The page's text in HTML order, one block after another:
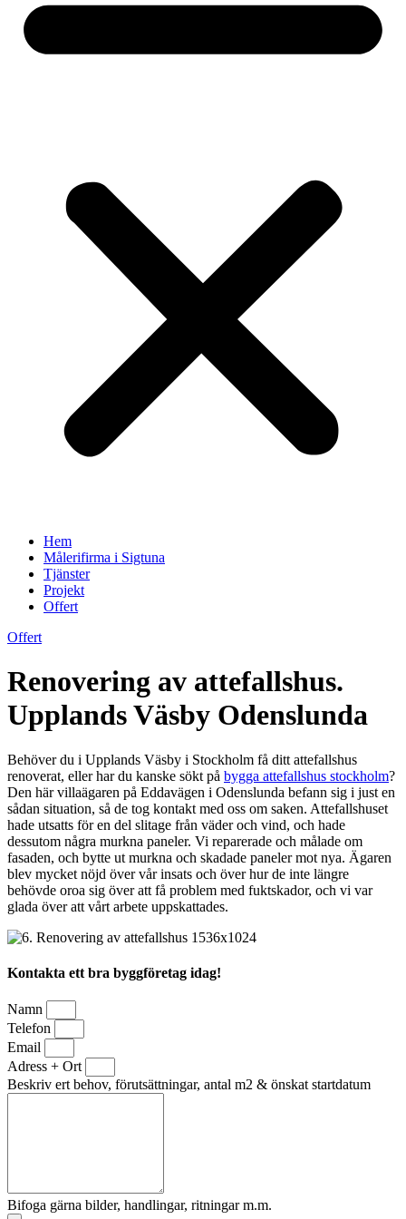
Hem
Målerifirma i Sigtuna
Tjänster
Projekt
Offert
Offert
Renovering av attefallshus.
Upplands Väsby Odenslunda
Behöver du i Upplands Väsby i Stockholm få ditt attefallshus
renoverat, eller har du kanske sökt på bygga attefallshus stockholm?
Den här villaägaren på Eddavägen i Odenslunda befann sig i just en
sådan situation, så de tog kontakt med oss om saken. Attefallshuset
hade utsatts för en del slitage från väder och vind, och hade
dessutom några murkna paneler. Vi reparerade och målade om
fasaden, och bytte ut murkna och skadade paneler mot nya. Ägaren
blev mycket nöjd över vår insats och över hur de inte längre
behövde oroa sig över att få problem med fuktskador, och vi var
glada över att vårt arbete uppskattades.
Kontakta ett bra byggföretag idag!
Namn
Telefon
Email
Adress + Ort
Beskriv ert behov, förutsättningar, antal m2 & önskat startdatum
Bifoga gärna bilder, handlingar, ritningar m.m.